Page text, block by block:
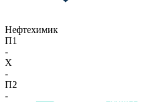
Нефтехимик
П1
-
X
-
П2
-